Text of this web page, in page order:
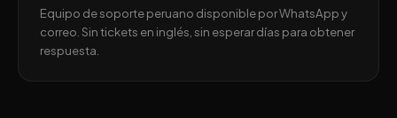
Equipo de soporte peruano disponible por WhatsApp y
correo. Sin tickets en inglés, sin esperar días para obtener
respuesta.